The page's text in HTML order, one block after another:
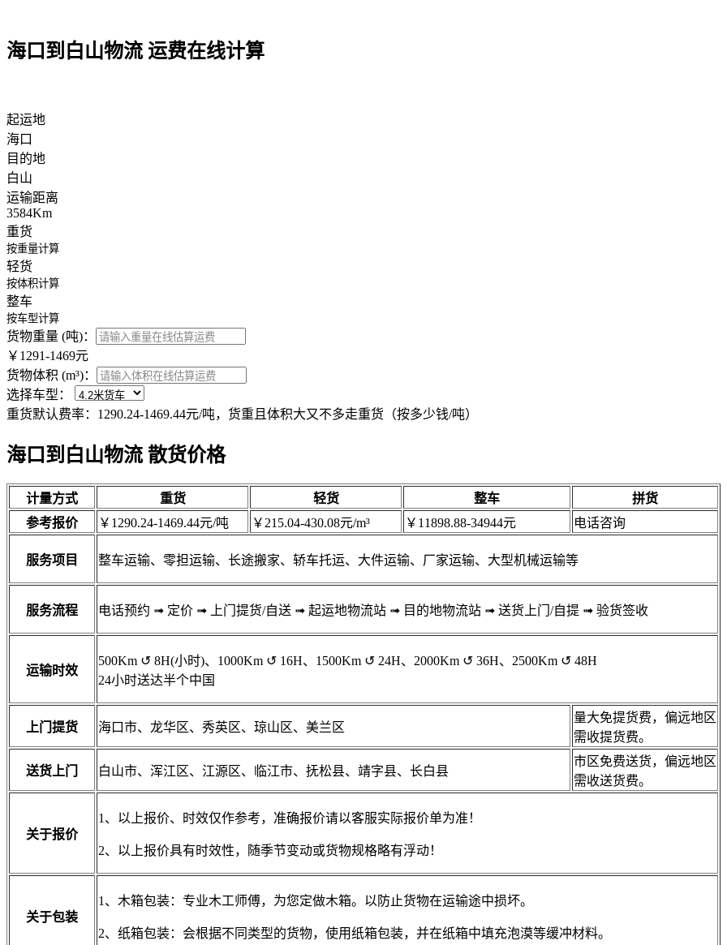
海口到白山物流 运费在线计算
起运地
海口
目的地
白山
运输距离
3584Km
重货
按重量计算
轻货
按体积计算
整车
按车型计算
货物重量 (吨)：
￥1291-1469元
货物体积 (m³)：
选择车型：
重货默认费率：1290.24-1469.44元/吨，货重且体积大又不多走重货（按多少钱/吨）
海口到白山物流 散货价格
计量方式 重货 轻货 整车
拼货
参考报价
￥1290.24-1469.44元/吨 ￥215.04-430.08元/m³ ￥11898.88-34944元 电话咨询
服务项目 整车运输、零担运输、长途搬家、轿车托运、大件运输、厂家运输、大型机械运输等
服务流程 电话预约 ➟ 定价 ➟ 上门提货/自送 ➟ 起运地物流站 ➟ 目的地物流站 ➟ 送货上门/自提 ➟ 验货签收
运输时效
500Km ↺ 8H(小时)、1000Km ↺ 16H、1500Km ↺ 24H、2000Km ↺ 36H、2500Km ↺ 48H
24小时送达半个中国
上门提货 海口市、龙华区、秀英区、琼山区、美兰区
量大免提货费，偏远地区
需收提货费。
送货上门 白山市、浑江区、江源区、临江市、抚松县、靖字县、长白县
市区免费送货，偏远地区
需收送货费。
关于报价
1、以上报价、时效仅作参考，准确报价请以客服实际报价单为准！
2、以上报价具有时效性，随季节变动或货物规格略有浮动！
关于包装
1、木箱包装：专业木工师傅，为您定做木箱。以防止货物在运输途中损坏。
2、纸箱包装：会根据不同类型的货物，使用纸箱包装，并在纸箱中填充泡漠等缓冲材料。